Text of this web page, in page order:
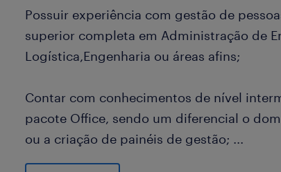
Possuir experiência com gestão de
superior completa em Administração de
Logística,Engenharia ou áreas afins;
Contar com conhecimentos de nível
pacote Office, sendo um diferencial o
ou a criação de painéis de gestão; ...